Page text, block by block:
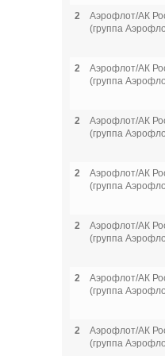
2
Аэрофлот/АК
(группа
2
Аэрофлот/АК
(группа
2
Аэрофлот/АК
(группа
2
Аэрофлот/АК
(группа
2
Аэрофлот/АК
(группа
2
Аэрофлот/АК
(группа
2
Аэрофлот/АК
(группа